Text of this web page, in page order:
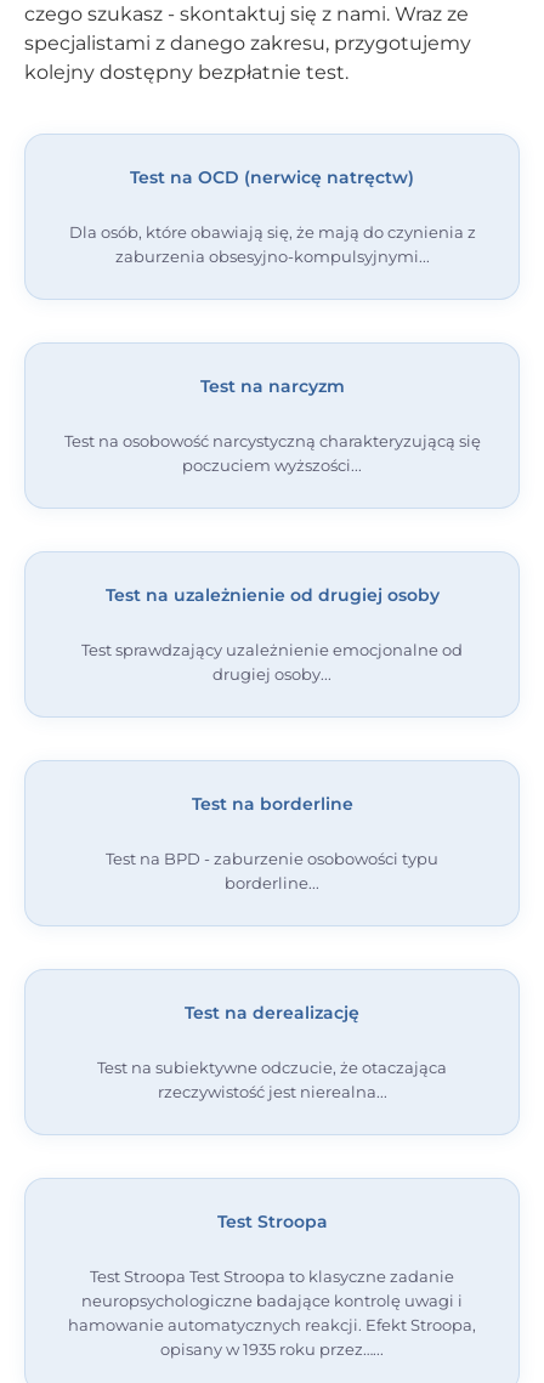
czego szukasz - skontaktuj się z nami. Wraz ze
specjalistami z danego zakresu, przygotujemy
kolejny dostępny bezpłatnie test.
Test na OCD (nerwicę natręctw)
Dla osób, które obawiają się, że mają do czynienia z
zaburzenia obsesyjno-kompulsyjnymi
Test na narcyzm
Test na osobowość narcystyczną charakteryzującą się
poczuciem wyższości
Test na uzależnienie od drugiej osoby
Test sprawdzający uzależnienie emocjonalne od
drugiej osoby
Test na borderline
Test na BPD - zaburzenie osobowości typu
borderline
Test na derealizację
Test na subiektywne odczucie, że otaczająca
rzeczywistość jest nierealna
Test Stroopa
Test Stroopa Test Stroopa to klasyczne zadanie
neuropsychologiczne badające kontrolę uwagi i
hamowanie automatycznych reakcji. Efekt Stroopa,
opisany w 1935 roku przez…